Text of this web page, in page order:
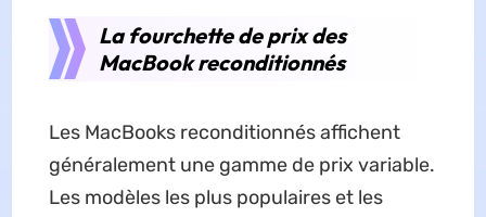
La fourchette de prix des
MacBook reconditionnés
Les MacBooks reconditionnés affichent
généralement une gamme de prix variable.
Les modèles les plus populaires et les